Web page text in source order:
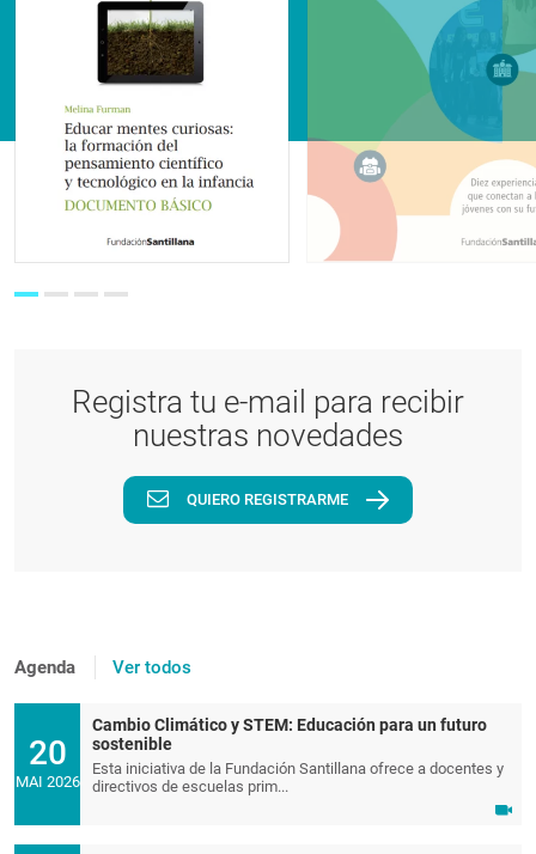
Registra tu e-mail para recibir
nuestras novedades
QUIERO REGISTRARME
Agenda Ver todos
20
MAI 2026
Cambio Climático y STEM: Educación para un futuro
sostenible
Esta iniciativa de la Fundación Santillana ofrece a docentes y
directivos de escuelas prim...